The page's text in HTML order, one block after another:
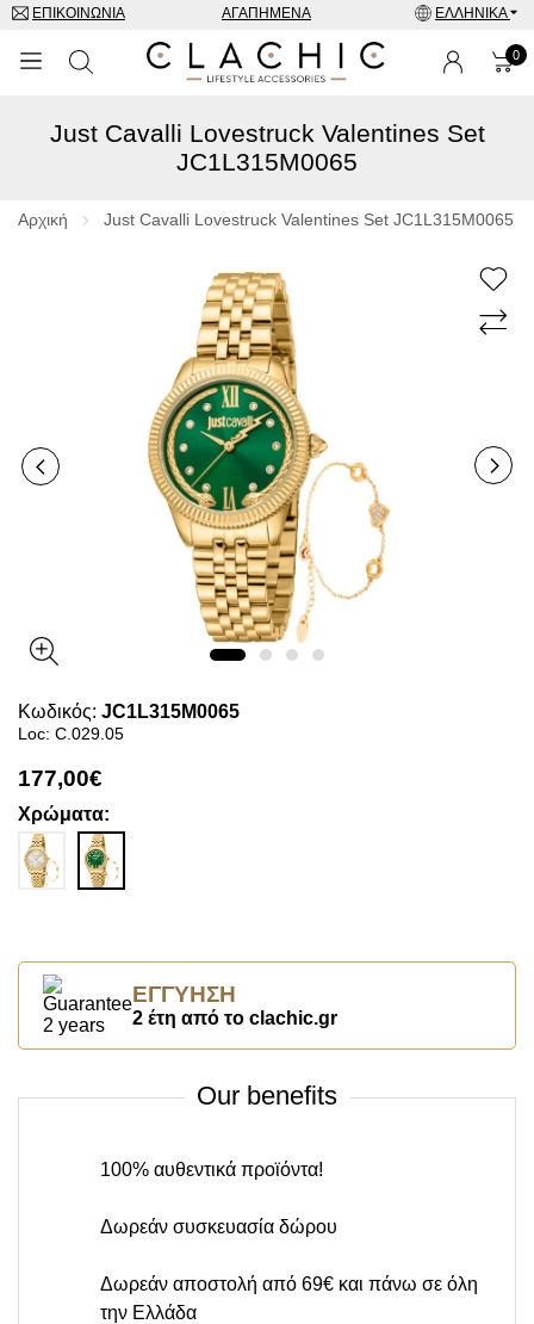
ΕΠΙΚΟΙΝΩΝΊΑ ΑΓΑΠΗΜΈΝΑ ΕΛΛΗΝΙΚΆ
0
ΜΑΡΚΕΣ
ΓΥΑΛΙΆ ΗΛΊΟΥ
ΑΞΕΣΟΥΑΡ
SPECIAL OFFERS
Just Cavalli Lovestruck Valentines Set
JC1L315M0065
Αρχική Just Cavalli Lovestruck Valentines Set JC1L315M0065
Κωδικός: JC1L315M0065
Loc: C.029.05
177,00€
Χρώματα:
ΕΓΓΎΗΣΗ
2 έτη από το clachic.gr
Our benefits
100% αυθεντικά προϊόντα!
Δωρεάν συσκευασία δώρου
Δωρεάν αποστολή από 69€ και πάνω σε όλη
την Ελλάδα